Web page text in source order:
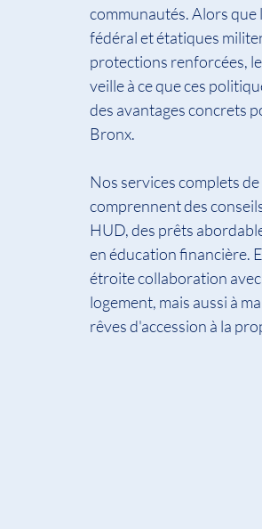
communautés. Alors que
fédéral et étatiques
protections renforcées,
veille à ce que ces
des avantages concrets
Bronx.
Nos services complets
comprennent des
HUD, des prêts
en éducation financière.
étroite collaboration
logement, mais aussi à
rêves d'accession à la